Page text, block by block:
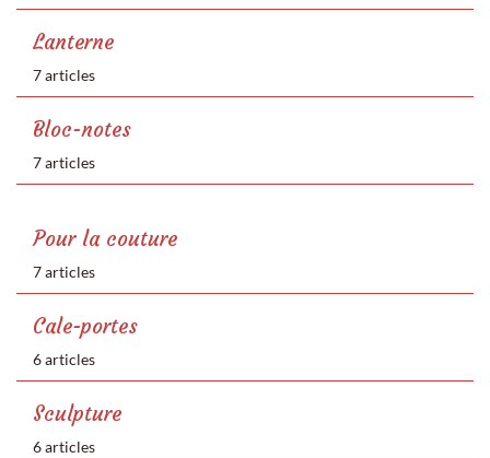
Lanterne
7 articles
Bloc-notes
7 articles
Pour la couture
7 articles
Cale-portes
6 articles
Sculpture
6 articles